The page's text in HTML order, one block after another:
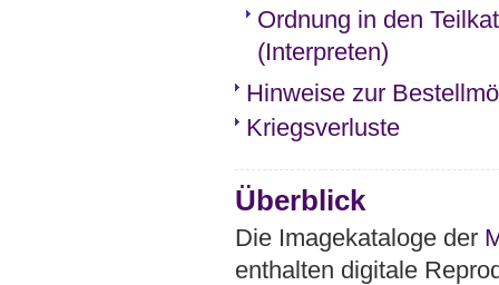
Ordnung in den
(Interpreten)
Hinweise zur
Kriegsverluste
Überblick
Die Imagekataloge der
enthalten digitale